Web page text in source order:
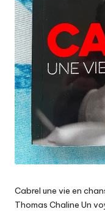
Cabrel une vie en
Thomas Chaline Un